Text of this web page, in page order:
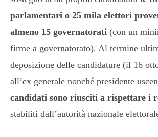
parlamentari o 25 mila elettori
almeno 15 governatorati (con un
firme a governatorato). Al termine
deposizione delle candidature (il 16
all’ex generale nonché presidente
candidati sono riusciti a rispettare i
stabiliti dall’autorità nazionale